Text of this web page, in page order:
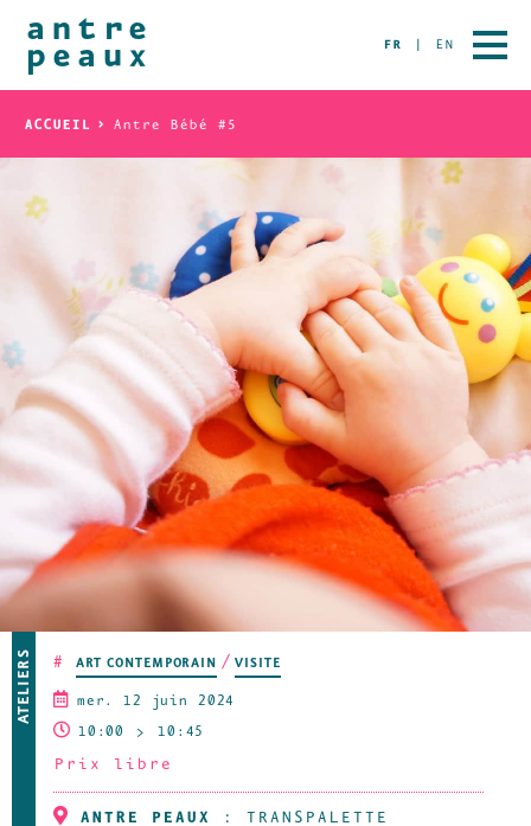
FR EN
ACCUEIL Antre Bébé #5
ATELIERS # ART CONTEMPORAIN VISITE
mer. 12 juin 2024
10:00 10:45
Prix libre
ANTRE PEAUX : TRANSPALETTE